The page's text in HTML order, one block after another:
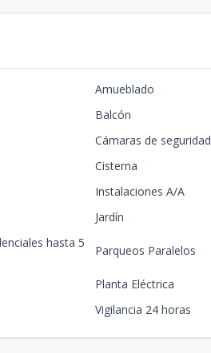
Amueblado
Balcón
Cámaras de seguridad
Cisterna
Instalaciones A/A
Jardín
hasta 5
Parqueos Paralelos
Planta Eléctrica
Vigilancia 24 horas